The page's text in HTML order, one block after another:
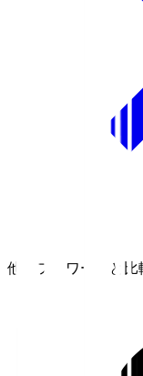
他のフォワードと